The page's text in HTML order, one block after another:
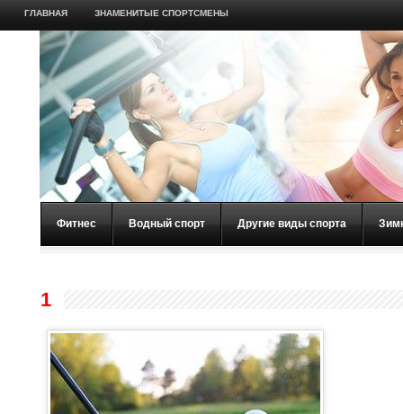
ГЛАВНАЯ ЗНАМЕНИТЫЕ СПОРТСМЕНЫ
Фитнес Водный спорт Другие виды спорта
1